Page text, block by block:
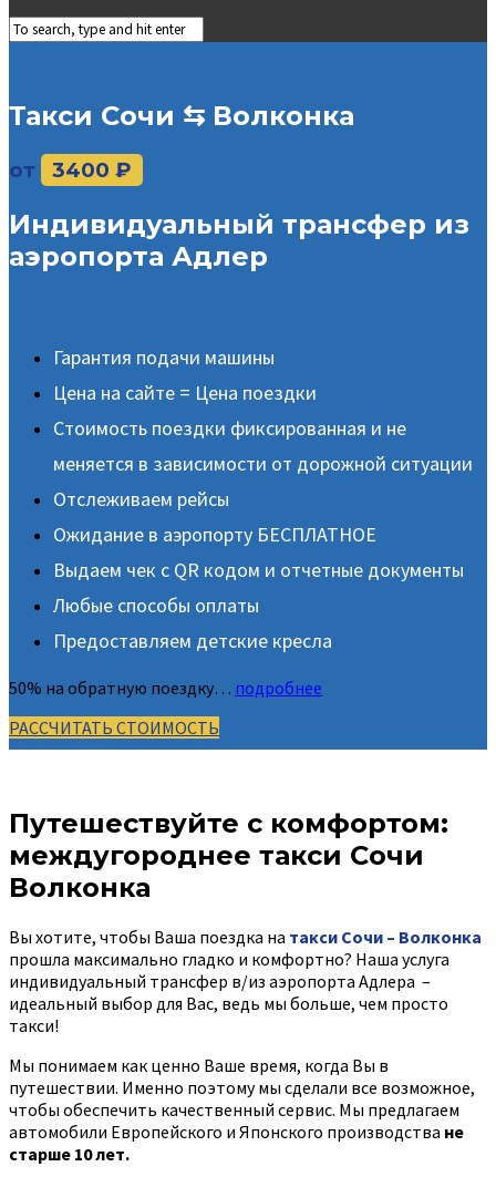
Такси Сочи ⇆ Волконка
от 3400 ₽
Индивидуальный трансфер из
аэропорта Адлер
Гарантия подачи машины
Цена на сайте = Цена поездки
Стоимость поездки фиксированная и не
меняется в зависимости от дорожной ситуации
Отслеживаем рейсы
Ожидание в аэропорту БЕСПЛАТНОЕ
Выдаем чек с QR кодом и отчетные документы
Любые способы оплаты
Предоставляем детские кресла
50% на обратную поездку… подробнее
РАССЧИТАТЬ СТОИМОСТЬ
Путешествуйте с комфортом:
междугороднее такси Сочи
Волконка
Вы хотите, чтобы Ваша поездка на такси Сочи – Волконка
прошла максимально гладко и комфортно? Наша услуга
индивидуальный трансфер в/из аэропорта Адлера –
идеальный выбор для Вас, ведь мы больше, чем просто
такси!
Мы понимаем как ценно Ваше время, когда Вы в
путешествии. Именно поэтому мы сделали все возможное,
чтобы обеспечить качественный сервис. Мы предлагаем
автомобили Европейского и Японского производства не
старше 10 лет.